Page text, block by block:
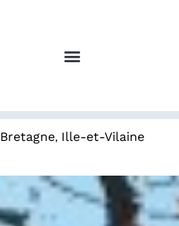
Bretagne, Ille-et-Vilaine